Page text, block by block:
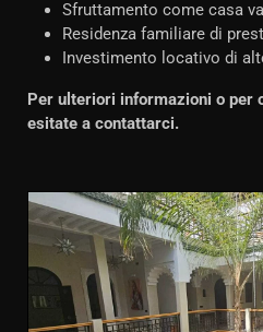
Sfruttamento come casa
Residenza familiare di
Investimento locativo di
Per ulteriori informazioni o per
esitate a contattarci.